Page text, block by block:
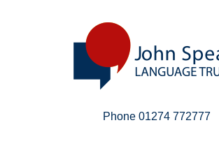
Phone 01274 772777